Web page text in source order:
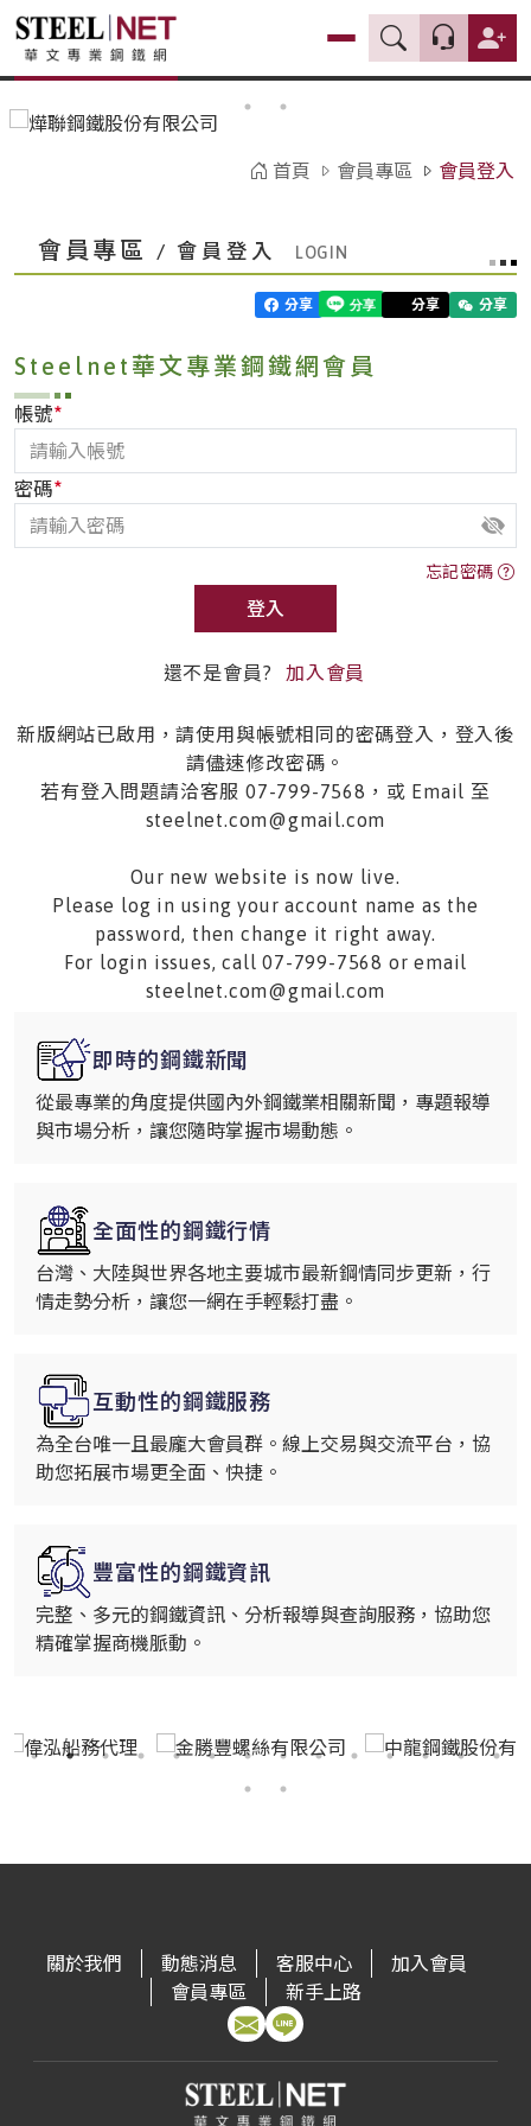
首頁 會員專區 會員登入
會員專區 / 會員登入
分享 分享 分享
Steelnet華文專業鋼鐵網會員
帳號*
密碼*
忘記密碼
登入
還不是會員? 加入會員
新版網站已啟用，請使用與帳號相同的密碼登入，登入後
請儘速修改密碼。
若有登入問題請洽客服 07-799-7568，或 Email 至
steelnet.com@gmail.com
Our new website is now live.
Please log in using your account name as the
password, then change it right away.
For login issues, call 07-799-7568 or email
steelnet.com@gmail.com
即時的鋼鐵新聞
從最專業的角度提供國內外鋼鐵業相關新聞，專題報導
與市場分析，讓您隨時掌握市場動態。
全面性的鋼鐵行情
台灣、大陸與世界各地主要城市最新鋼情同步更新，行
情走勢分析，讓您一網在手輕鬆打盡。
互動性的鋼鐵服務
為全台唯一且最龐大會員群。線上交易與交流平台，協
助您拓展市場更全面、快捷。
豐富性的鋼鐵資訊
完整、多元的鋼鐵資訊、分析報導與查詢服務，協助您
精確掌握商機脈動。
關於我們 動態消息 客服中心
加入會員
會員專區
新手上路